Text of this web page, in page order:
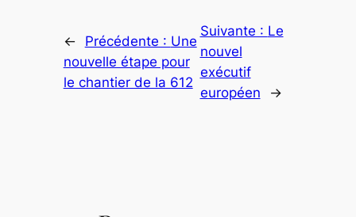
← Précédente : Une
nouvelle étape pour
le chantier de la 612
Suivante : Le
nouvel
exécutif
européen
→